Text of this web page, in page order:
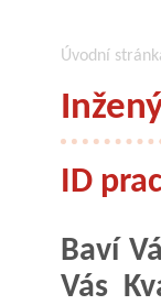
Úvodní
ID
Baví
Vás